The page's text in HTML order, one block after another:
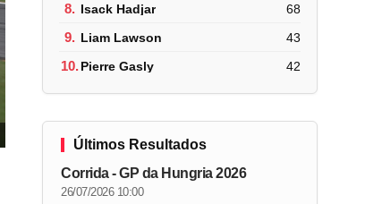
8. Isack Hadjar 68
9. Liam Lawson 43
10.Pierre Gasly 42
Últimos Resultados
Corrida - GP da Hungria 2026
26/07/2026 10:00